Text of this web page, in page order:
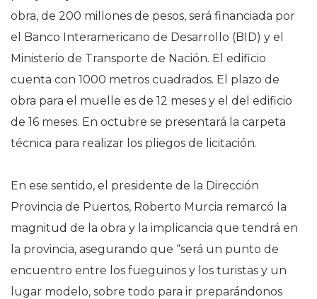
obra, de 200 millones de pesos, será financiada por
el Banco Interamericano de Desarrollo (BID) y el
Ministerio de Transporte de Nación. El edificio
cuenta con 1000 metros cuadrados. El plazo de
obra para el muelle es de 12 meses y el del edificio
de 16 meses. En octubre se presentará la carpeta
técnica para realizar los pliegos de licitación.
En ese sentido, el presidente de la Dirección
Provincia de Puertos, Roberto Murcia remarcó la
magnitud de la obra y la implicancia que tendrá en
la provincia, asegurando que “será un punto de
encuentro entre los fueguinos y los turistas y un
lugar modelo, sobre todo para ir preparándonos